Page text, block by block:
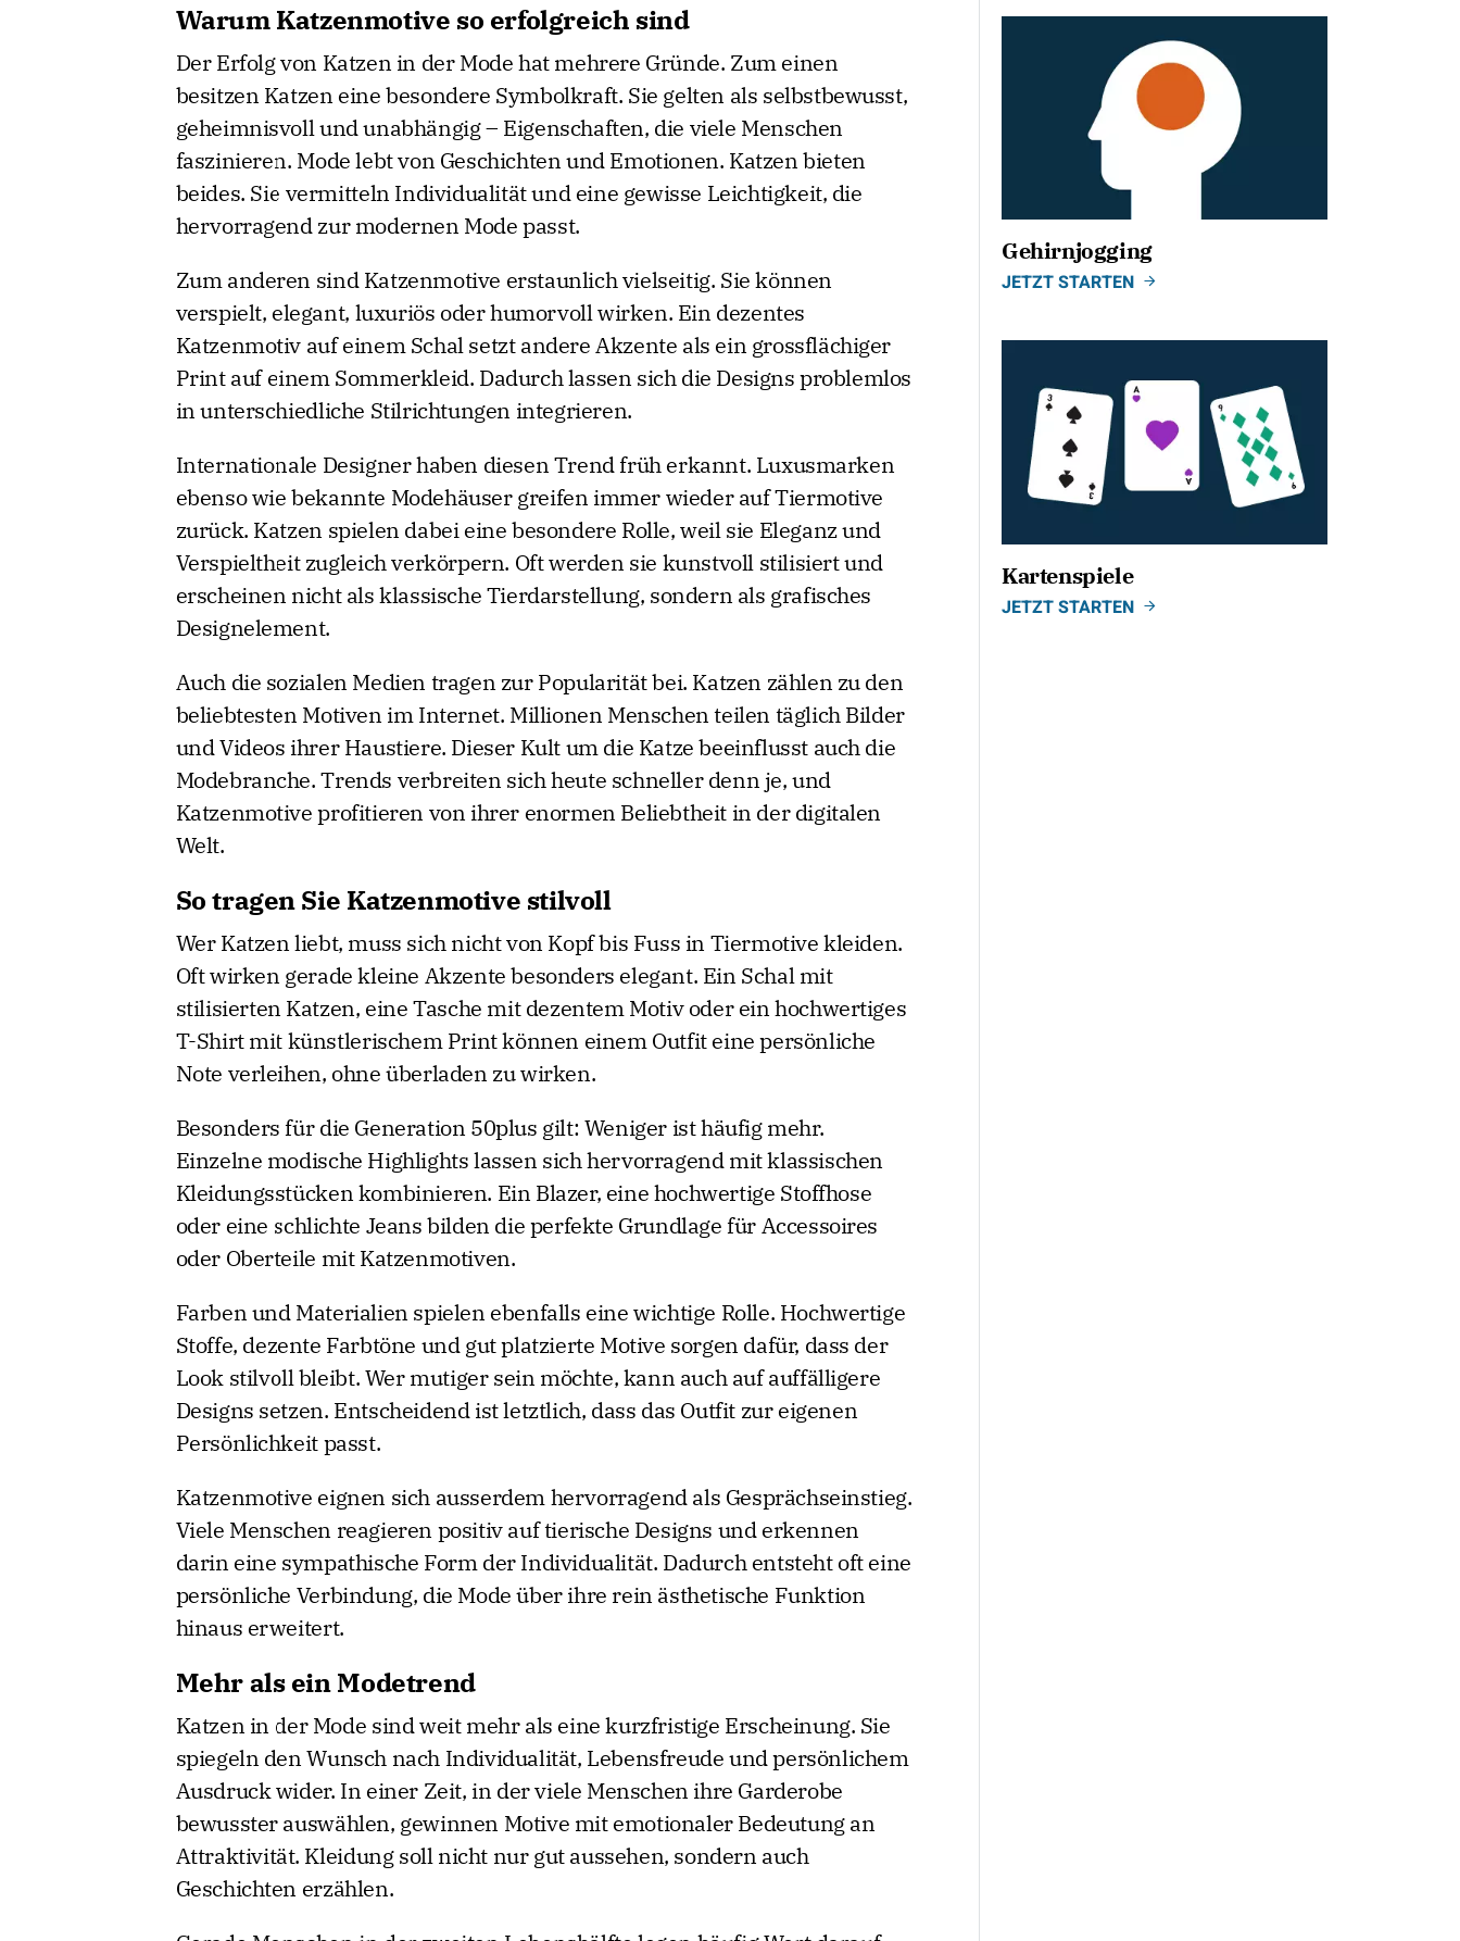
Warum Katzenmotive so erfolgreich sind
Der Erfolg von Katzen in der Mode hat mehrere Gründe. Zum einen
besitzen Katzen eine besondere Symbolkraft. Sie gelten als selbstbewusst,
geheimnisvoll und unabhängig – Eigenschaften, die viele Menschen
faszinieren. Mode lebt von Geschichten und Emotionen. Katzen bieten
beides. Sie vermitteln Individualität und eine gewisse Leichtigkeit, die
hervorragend zur modernen Mode passt.
Zum anderen sind Katzenmotive erstaunlich vielseitig. Sie können
verspielt, elegant, luxuriös oder humorvoll wirken. Ein dezentes
Katzenmotiv auf einem Schal setzt andere Akzente als ein grossflächiger
Print auf einem Sommerkleid. Dadurch lassen sich die Designs problemlos
in unterschiedliche Stilrichtungen integrieren.
Internationale Designer haben diesen Trend früh erkannt. Luxusmarken
ebenso wie bekannte Modehäuser greifen immer wieder auf Tiermotive
zurück. Katzen spielen dabei eine besondere Rolle, weil sie Eleganz und
Verspieltheit zugleich verkörpern. Oft werden sie kunstvoll stilisiert und
erscheinen nicht als klassische Tierdarstellung, sondern als grafisches
Designelement.
Auch die sozialen Medien tragen zur Popularität bei. Katzen zählen zu den
beliebtesten Motiven im Internet. Millionen Menschen teilen täglich Bilder
und Videos ihrer Haustiere. Dieser Kult um die Katze beeinflusst auch die
Modebranche. Trends verbreiten sich heute schneller denn je, und
Katzenmotive profitieren von ihrer enormen Beliebtheit in der digitalen
Welt.
So tragen Sie Katzenmotive stilvoll
Wer Katzen liebt, muss sich nicht von Kopf bis Fuss in Tiermotive kleiden.
Oft wirken gerade kleine Akzente besonders elegant. Ein Schal mit
stilisierten Katzen, eine Tasche mit dezentem Motiv oder ein hochwertiges
T-Shirt mit künstlerischem Print können einem Outfit eine persönliche
Note verleihen, ohne überladen zu wirken.
Besonders für die Generation 50plus gilt: Weniger ist häufig mehr.
Einzelne modische Highlights lassen sich hervorragend mit klassischen
Kleidungsstücken kombinieren. Ein Blazer, eine hochwertige Stoffhose
oder eine schlichte Jeans bilden die perfekte Grundlage für Accessoires
oder Oberteile mit Katzenmotiven.
Farben und Materialien spielen ebenfalls eine wichtige Rolle. Hochwertige
Stoffe, dezente Farbtöne und gut platzierte Motive sorgen dafür, dass der
Look stilvoll bleibt. Wer mutiger sein möchte, kann auch auf auffälligere
Designs setzen. Entscheidend ist letztlich, dass das Outfit zur eigenen
Persönlichkeit passt.
Katzenmotive eignen sich ausserdem hervorragend als Gesprächseinstieg.
Viele Menschen reagieren positiv auf tierische Designs und erkennen
darin eine sympathische Form der Individualität. Dadurch entsteht oft eine
persönliche Verbindung, die Mode über ihre rein ästhetische Funktion
hinaus erweitert.
Mehr als ein Modetrend
Katzen in der Mode sind weit mehr als eine kurzfristige Erscheinung. Sie
spiegeln den Wunsch nach Individualität, Lebensfreude und persönlichem
Ausdruck wider. In einer Zeit, in der viele Menschen ihre Garderobe
bewusster auswählen, gewinnen Motive mit emotionaler Bedeutung an
Attraktivität. Kleidung soll nicht nur gut aussehen, sondern auch
Geschichten erzählen.
Gehirnjogging
JETZT STARTEN
Kartenspiele
JETZT STARTEN